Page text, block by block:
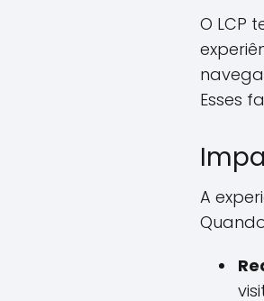
O LCP
Esses
A